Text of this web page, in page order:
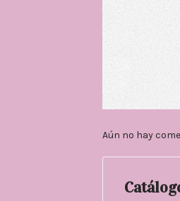
Aún no hay